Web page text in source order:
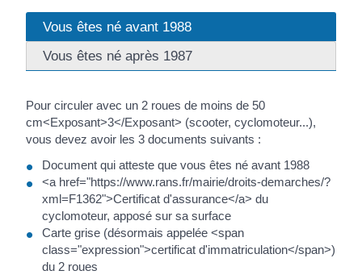
Vous êtes né avant 1988
Vous êtes né après 1987
Pour circuler avec un 2 roues de moins de 50
cm<Exposant>3</Exposant> (scooter, cyclomoteur...),
vous devez avoir les 3 documents suivants :
Document qui atteste que vous êtes né avant 1988
<a href="https://www.rans.fr/mairie/droits-demarches/?
xml=F1362">Certificat d'assurance</a> du
cyclomoteur, apposé sur sa surface
Carte grise (désormais appelée <span
class="expression">certificat d'immatriculation</span>)
du 2 roues